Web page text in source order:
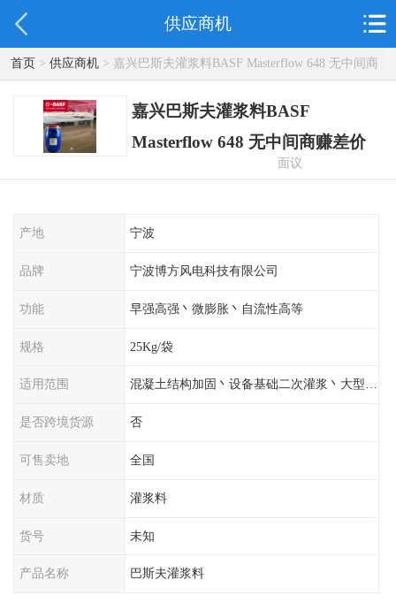
供应商机
首页> 供应商机> 嘉兴巴斯夫灌浆料BASF Masterflow 648 无中间商
赚差价
嘉兴巴斯夫灌浆料BASF
Masterflow 648 无中间商赚差价
面议
产地 宁波
品牌 宁波博方风电科技有限公司
功能 早强高强丶微膨胀丶自流性高等
规格 25Kg/袋
适用范围 混凝土结构加固丶设备基础二次灌浆丶大型工程
是否跨境货源 否
可售卖地 全国
材质 灌浆料
货号 未知
产品名称 巴斯夫灌浆料